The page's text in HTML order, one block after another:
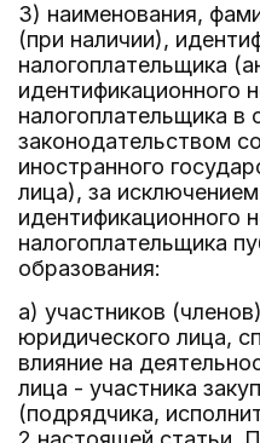
3) наименования,
(при наличии),
налогоплательщика
идентификационного
налогоплательщика в
законодательством
иностранного
лица), за
идентификационного
налогоплательщика
образования:
а) участников
юридического лица,
влияние на
лица - участника
(подрядчика,